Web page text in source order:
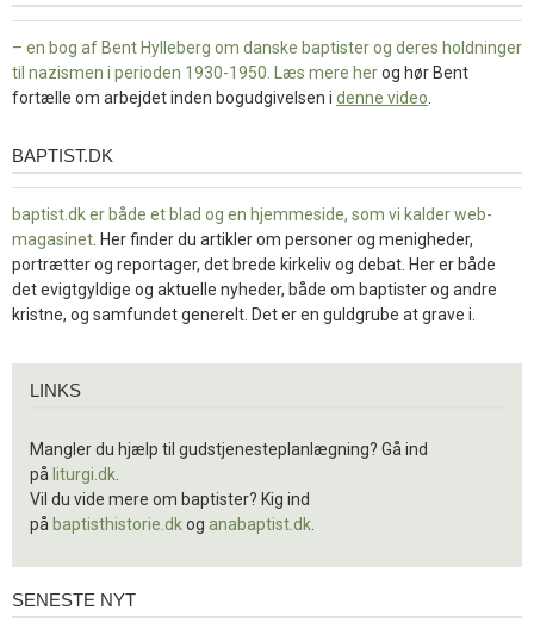
– en bog af Bent Hylleberg om danske baptister og deres holdninger
til nazismen i perioden 1930-1950. Læs mere herog hør Bent
fortælle om arbejdet inden bogudgivelsen i denne video
baptist.dk
BAPTIST.DK
baptist.dk er både et blad og en hjemmeside, som vi kalder web-
magasinet . Her finder du artikler om personer og menigheder,
portrætter og reportager, det brede kirkeliv og debat. Her er både
det evigtgyldige og aktuelle nyheder, både om baptister og andre
kristne, og samfundet generelt. Det er en guldgrube at grave i.
LINKS
Mangler du hjælp til gudstjenesteplanlægning? Gå ind
på liturgi.dk
Vil du vide mere om baptister? Kig ind
på baptisthistorie.dkog anabaptist.dk
Seneste
SENESTE NYT